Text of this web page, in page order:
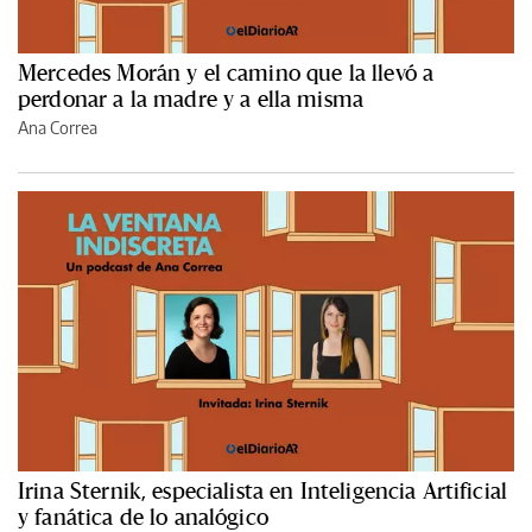
Mercedes Morán y el camino que la llevó a
perdonar a la madre y a ella misma
Ana Correa
Irina Sternik, especialista en Inteligencia Artificial
y fanática de lo analógico